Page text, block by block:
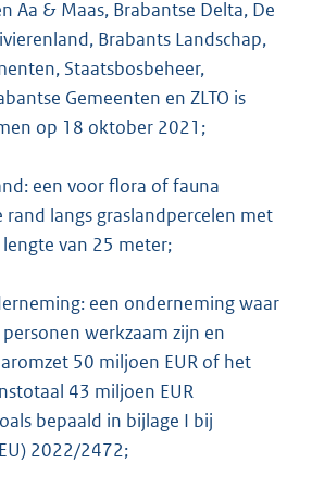
Aa & Maas, Brabantse Delta, De
Brabants Landschap,
Staatsbosbeheer,
Gemeenten en ZLTO is
op 18 oktober 2021;
een voor flora of fauna
langs graslandpercelen met
van 25 meter;
een onderneming waar
werkzaam zijn en
50 miljoen EUR of het
43 miljoen EUR
bepaald in bijlage I bij
2022/2472;